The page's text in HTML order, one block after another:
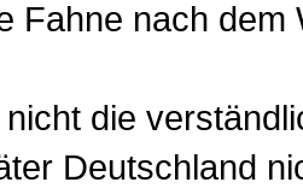
Fahne nach
die
Deutschland